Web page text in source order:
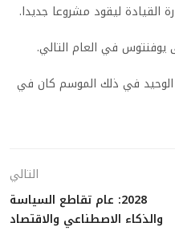
القيادة ليقود مشروعا جديدا.
في العام التالي.
في ذلك الموسم كان في
التالي
2028: عام تقاطع السياسة
والذكاء الاصطناعي والاقتصاد